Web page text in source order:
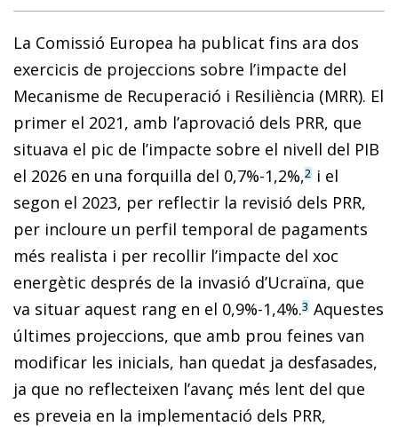
La Comissió Europea ha publicat fins ara dos
exercicis de projeccions sobre l’impacte del
Mecanisme de Recuperació i Resiliència (MRR). El
primer el 2021, amb l’aprovació dels PRR, que
situava el pic de l’impacte sobre el nivell del PIB
el 2026 en una forquilla del 0,7%-1,2%,2 i el
segon el 2023, per reflectir la revisió dels PRR,
per incloure un perfil temporal de pagaments
més realista i per recollir l’impacte del xoc
energètic després de la invasió d’Ucraïna, que
va situar aquest rang en el 0,9%-1,4%.3 Aquestes
últimes projeccions, que amb prou feines van
modificar les inicials, han quedat ja desfasades,
ja que no reflecteixen l’avanç més lent del que
es preveia en la implementació dels PRR,